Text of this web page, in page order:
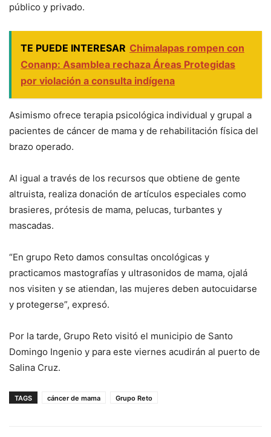
público y privado.
TE PUEDE INTERESAR Chimalapas rompen con
Conanp: Asamblea rechaza Áreas Protegidas
por violación a consulta indígena
Asimismo ofrece terapia psicológica individual y grupal a
pacientes de cáncer de mama y de rehabilitación física del
brazo operado.
Al igual a través de los recursos que obtiene de gente
altruista, realiza donación de artículos especiales como
brasieres, prótesis de mama, pelucas, turbantes y
mascadas.
“En grupo Reto damos consultas oncológicas y
practicamos mastografías y ultrasonidos de mama, ojalá
nos visiten y se atiendan, las mujeres deben autocuidarse
y protegerse”, expresó.
Por la tarde, Grupo Reto visitó el municipio de Santo
Domingo Ingenio y para este viernes acudirán al puerto de
Salina Cruz.
TAGS cáncer de mama Grupo Reto